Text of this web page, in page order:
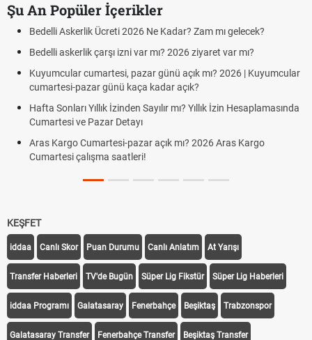
Şu An Popüler İçerikler
Bedelli Askerlik Ücreti 2026 Ne Kadar? Zam mı gelecek?
Bedelli askerlik çarşı izni var mı? 2026 ziyaret var mı?
Kuyumcular cumartesi, pazar günü açık mı? 2026 | Kuyumcular
cumartesi-pazar günü kaça kadar açık?
Hafta Sonları Yıllık İzinden Sayılır mı? Yıllık İzin Hesaplamasında
Cumartesi ve Pazar Detayı
Aras Kargo Cumartesi-pazar açık mı? 2026 Aras Kargo
Cumartesi çalışma saatleri!
KEŞFET
iddaa Canlı Skor Puan Durumu Canlı Anlatım At Yarışı
Transfer Haberleri TV'de Bugün Süper Lig Fikstür Süper Lig Haberleri
iddaa Programı Galatasaray Fenerbahçe Beşiktaş Trabzonspor
Galatasaray Transfer Fenerbahçe Transfer Beşiktaş Transfer